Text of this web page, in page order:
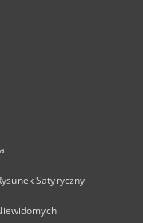
Satyryczny